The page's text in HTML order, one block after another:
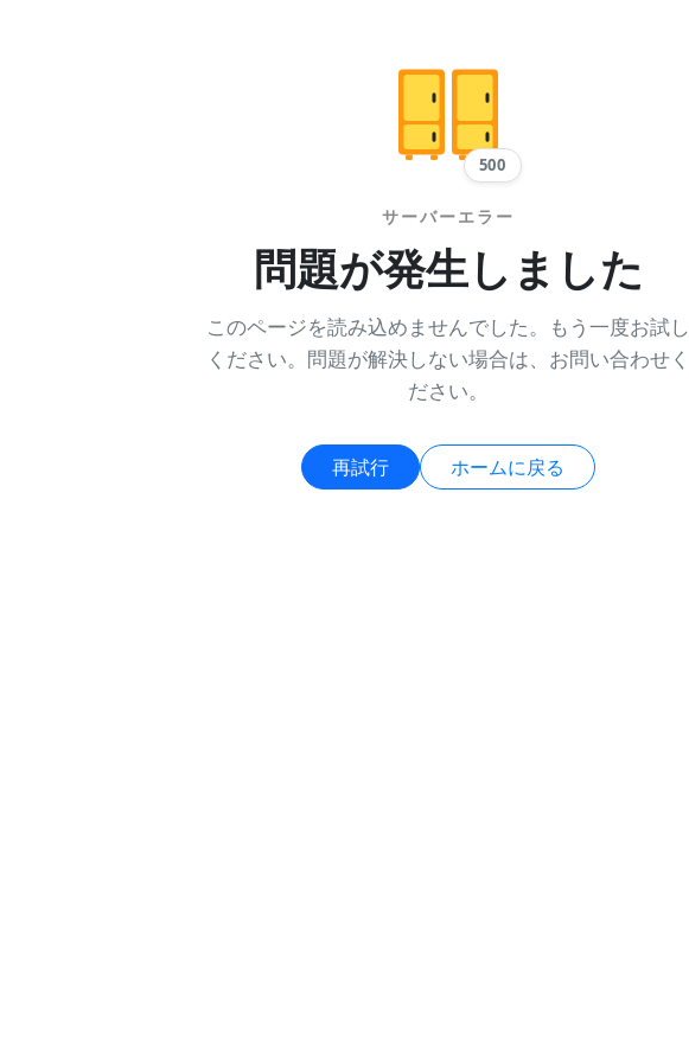
500
サーバーエラー
問題が発生しました
このページを読み込めませんでした。もう一度お試し
ください。問題が解決しない場合は、お問い合わせく
ださい。
再試行 ホームに戻る